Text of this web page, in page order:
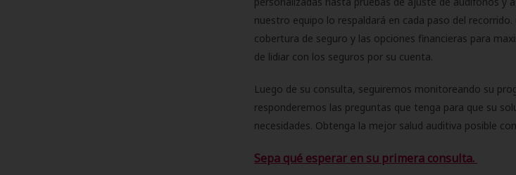
nuestro equipo lo respaldará en cada paso del
cobertura de seguro y las opciones financieras para
de lidiar con los seguros por su cuenta.
Luego de su consulta, seguiremos monitoreando su
responderemos las preguntas que tenga para que su
necesidades. Obtenga la mejor salud auditiva posible
Sepa qué esperar en su primera consulta.